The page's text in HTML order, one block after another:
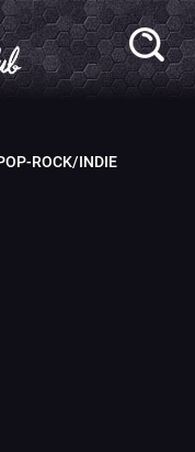
ROCK/INDIE